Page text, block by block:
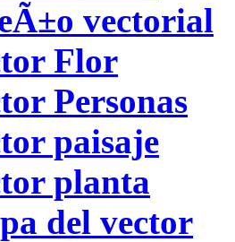
vectorial
Flor
Personas
paisaje
planta
del vector